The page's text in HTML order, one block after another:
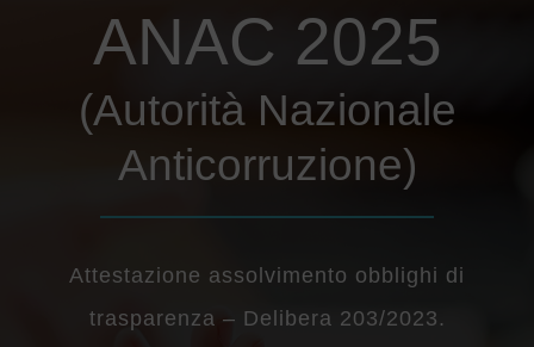
ANAC 2025
(Autorità Nazionale
Anticorruzione)
Attestazione assolvimento obblighi di
trasparenza – Delibera 203/2023.